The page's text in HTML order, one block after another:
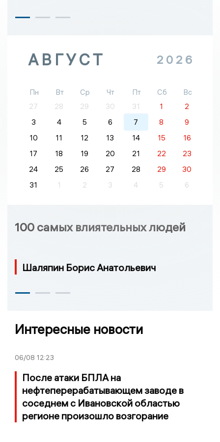
АВГУСТ 2026
Пн Вт Ср Чт Пт Сб
Вс
27
28 29 30 31 1
2
3
4 5 6 7 8
9
10
11 12 13 14 15
16
17
18 19 20 21 22
23
24
25 26 27 28 29
30
31
1 2 3 4 5 6
100 самых влиятельных людей
Шаляпин Борис Анатольевич
Интересные новости
06/08 12:23
После атаки БПЛА на
нефтеперерабатывающем заводе в
соседнем с Ивановской областью
регионе произошло возгорание